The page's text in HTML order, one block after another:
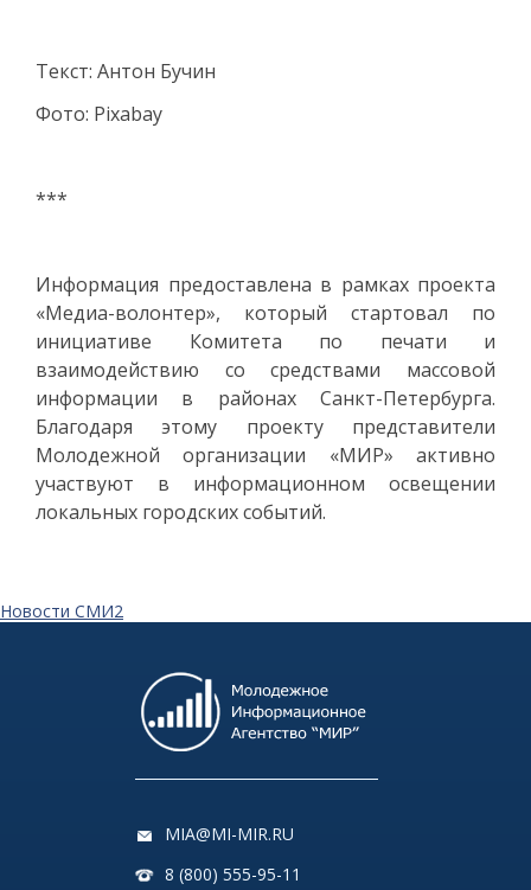
Текст: Антон Бучин
Фото: Pixabay
***
Информация предоставлена в рамках проекта
«Медиа-волонтер», который стартовал по
инициативе Комитета по печати и
взаимодействию со средствами массовой
информации в районах Санкт-Петербурга.
Благодаря этому проекту представители
Молодежной организации «МИР» активно
участвуют в информационном освещении
локальных городских событий.
Новости СМИ2
MIA@MI-MIR.RU
8 (800) 555-95-11